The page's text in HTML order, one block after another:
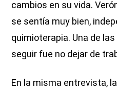
cambios en su vida.
se sentía muy bien,
quimioterapia. Una de
seguir fue no dejar de
En la misma entrevista,